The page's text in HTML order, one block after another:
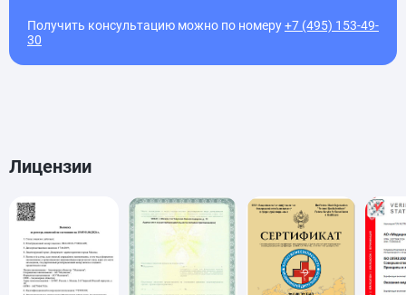
Получить консультацию можно по номеру+7 (495) 153-49-
30
Лицензии